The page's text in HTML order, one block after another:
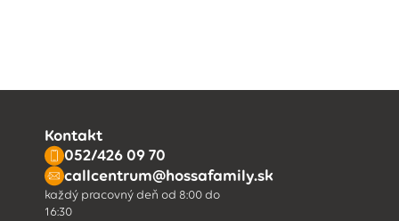
Kontakt
052/426 09 70
callcentrum@hossafamily.sk
každý pracovný deň od 8:00 do
16:30